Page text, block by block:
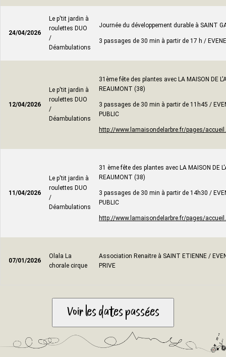
24/04/2026
Le p'tit jardin à
roulettes DUO
/
Déambulations
Journée du développement durable à SAINT
3 passages de 30 min à partir de 17 h /
12/04/2026
Le p'tit jardin à
roulettes DUO
/
Déambulations
31ème fête des plantes avec LA MAISON DE
REAUMONT (38)
3 passages de 30 min à partir de 11h45 /
PUBLIC
http://www.lamaisondelarbre.fr/pages/
11/04/2026
Le p'tit jardin à
roulettes DUO
/
Déambulations
31 ème fête des plantes avec LA MAISON DE
REAUMONT (38)
3 passages de 30 min à partir de 14h30 /
PUBLIC
http://www.lamaisondelarbre.fr/pages/
07/01/2026
Olala La
chorale cirque
Association Renaitre à SAINT ETIENNE /
PRIVE
Voir les dates passées